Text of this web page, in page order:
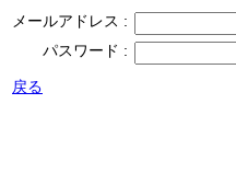
メールアドレス
パスワード
戻る